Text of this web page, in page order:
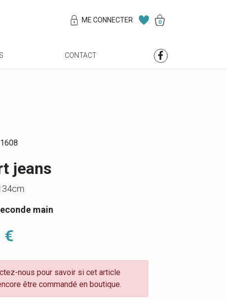
ME CONNECTER 0
CONTACT
jeans
main
€
nous pour savoir si cet article
être commandé en boutique.